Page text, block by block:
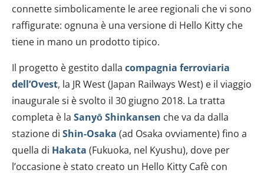
connette simbolicamente le aree regionali che vi sono
raffigurate: ognuna è una versione di Hello Kitty che
tiene in mano un prodotto tipico.
Il progetto è gestito dalla compagnia ferroviaria
dell’Ovest, la JR West (Japan Railways West) e il viaggio
inaugurale si è svolto il 30 giugno 2018. La tratta
completa è la Sanyō Shinkansen che va da dalla
stazione di Shin-Osaka (ad Osaka ovviamente) fino a
quella di Hakata (Fukuoka, nel Kyushu), dove per
l’occasione è stato creato un Hello Kitty Cafè con